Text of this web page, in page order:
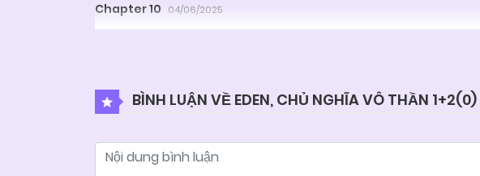
Chapter 10 04/06/2025
BÌNH LUẬN VỀ EDEN, CHỦ NGHĨA VÔ THẦN 1+2(0)